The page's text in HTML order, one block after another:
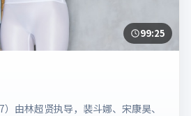
99:25
由林超贤执导，裴斗娜、宋康昊、